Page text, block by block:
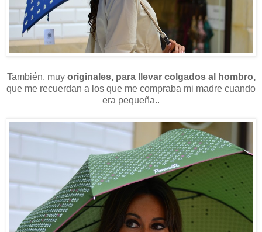
También, muy originales, para llevar colgados al hombro,
que me recuerdan a los que me compraba mi madre cuando
era pequeña..